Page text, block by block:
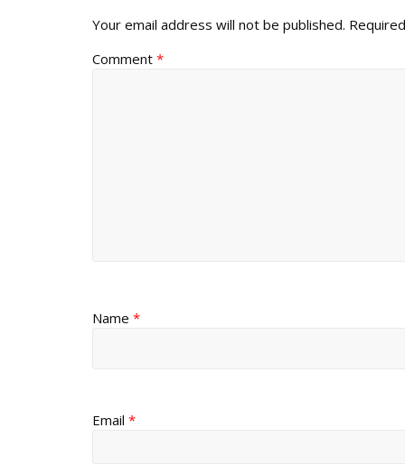
Your email address will not be published.
Comment *
Name *
Email *